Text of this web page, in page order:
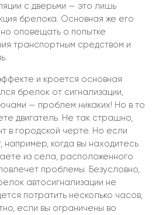
с дверьми — это лишь
брелока. Основная же его
оповещать о попытке
транспортным средством и
и кроется основная
брелок от сигнализации,
— проблем никаких! Но в то
двигатель. Не так страшно,
в городской черте. Но если
когда вы находитесь
из села, расположенного
проблемы. Безусловно,
автосигнализации не
потратить несколько часов,
если вы ограничены во